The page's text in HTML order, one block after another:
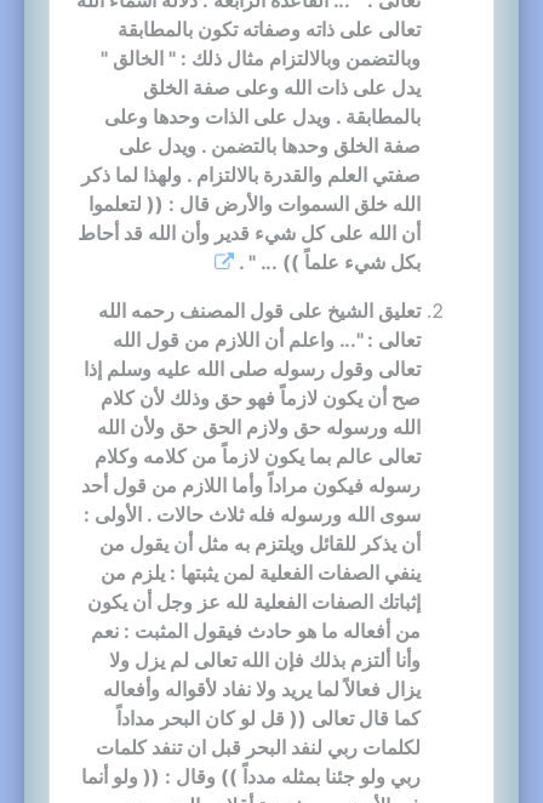
تعالى على ذاته وصفاته تكون بالمطابقة
وبالتضمن وبالالتزام مثال ذلك : " الخالق "
يدل على ذات الله وعلى صفة الخلق
بالمطابقة . ويدل على الذات وحدها وعلى
صفة الخلق وحدها بالتضمن . ويدل على
صفتي العلم والقدرة بالالتزام . ولهذا لما ذكر
الله خلق السموات والأرض قال : (( لتعلموا
أن الله على كل شيء قدير وأن الله قد أحاط
بكل شيء علماً )) ... " .
تعليق الشيخ على قول المصنف رحمه الله
تعالى : "... واعلم أن اللازم من قول الله
تعالى وقول رسوله صلى الله عليه وسلم إذا
صح أن يكون لازماً فهو حق وذلك لأن كلام
الله ورسوله حق ولازم الحق حق ولأن الله
تعالى عالم بما يكون لازماً من كلامه وكلام
رسوله فيكون مراداً وأما اللازم من قول أحد
سوى الله ورسوله فله ثلاث حالات . الأولى :
أن يذكر للقائل ويلتزم به مثل أن يقول من
ينفي الصفات الفعلية لمن يثبتها : يلزم من
إثباتك الصفات الفعلية لله عز وجل أن يكون
من أفعاله ما هو حادث فيقول المثبت : نعم
وأنا ألتزم بذلك فإن الله تعالى لم يزل ولا
يزال فعالاً لما يريد ولا نفاد لأقواله وأفعاله
كما قال تعالى (( قل لو كان البحر مداداً
لكلمات ربي لنفد البحر قبل ان تنفد كلمات
ربي ولو جئنا بمثله مدداً )) وقال : (( ولو أنما